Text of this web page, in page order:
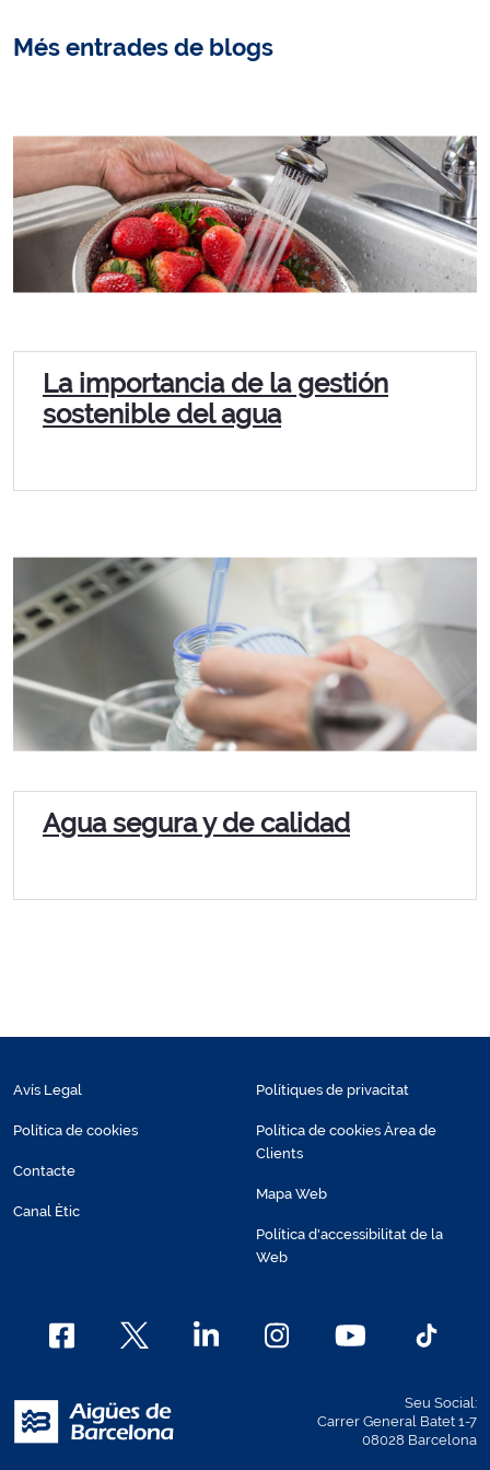
Més entrades de blogs
La importancia de la gestión
sostenible del agua
Agua segura y de calidad
Avís Legal
Política de cookies
Contacte
Canal Ètic
Polítiques de privacitat
Política de cookies Àrea de
Clients
Mapa Web
Política d'accessibilitat de la
Web
Seu Social:
Carrer General Batet 1-7
08028 Barcelona